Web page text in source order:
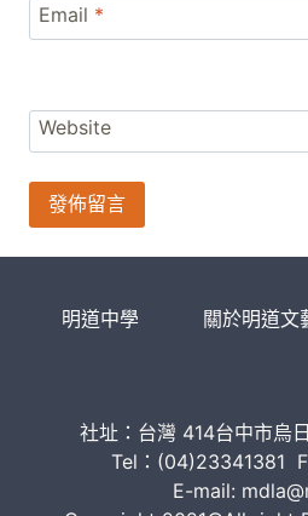
Email *
Website
明道中學 關於明道文
社址：台灣 414台中市烏
Tel：(04)23341381
E-mail: